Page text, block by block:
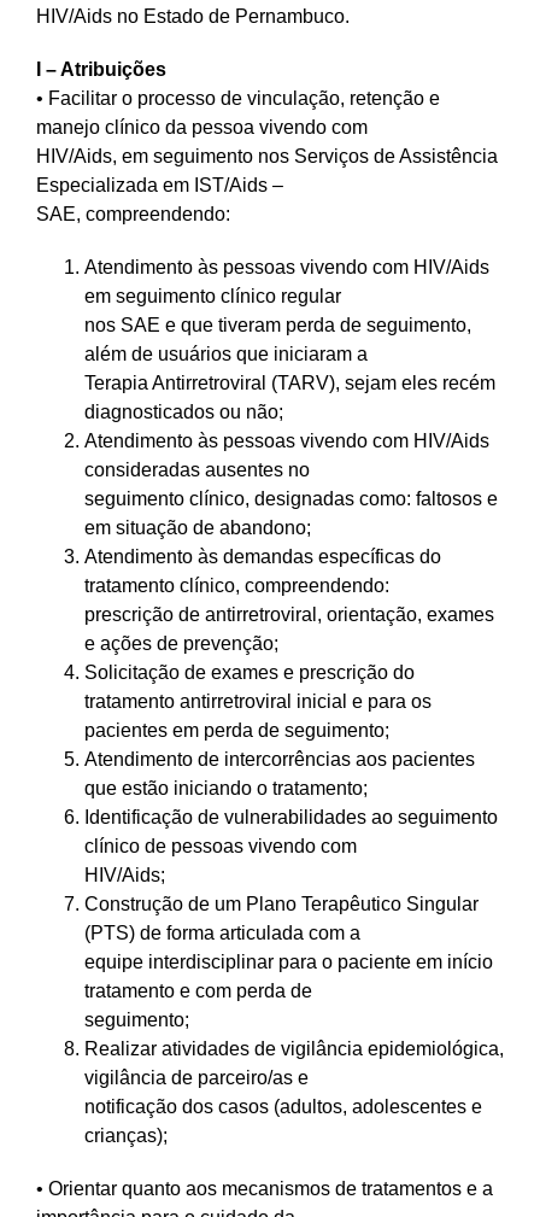
HIV/Aids no Estado de Pernambuco.
I – Atribuições
• Facilitar o processo de vinculação, retenção e
manejo clínico da pessoa vivendo com
HIV/Aids, em seguimento nos Serviços de Assistência
Especializada em IST/Aids –
SAE, compreendendo:
Atendimento às pessoas vivendo com HIV/Aids
em seguimento clínico regular
nos SAE e que tiveram perda de seguimento,
além de usuários que iniciaram a
Terapia Antirretroviral (TARV), sejam eles recém
diagnosticados ou não;
Atendimento às pessoas vivendo com HIV/Aids
consideradas ausentes no
seguimento clínico, designadas como: faltosos e
em situação de abandono;
Atendimento às demandas específicas do
tratamento clínico, compreendendo:
prescrição de antirretroviral, orientação, exames
e ações de prevenção;
Solicitação de exames e prescrição do
tratamento antirretroviral inicial e para os
pacientes em perda de seguimento;
Atendimento de intercorrências aos pacientes
que estão iniciando o tratamento;
Identificação de vulnerabilidades ao seguimento
clínico de pessoas vivendo com
HIV/Aids;
Construção de um Plano Terapêutico Singular
(PTS) de forma articulada com a
equipe interdisciplinar para o paciente em início
tratamento e com perda de
seguimento;
Realizar atividades de vigilância epidemiológica,
vigilância de parceiro/as e
notificação dos casos (adultos, adolescentes e
crianças);
• Orientar quanto aos mecanismos de tratamentos e a